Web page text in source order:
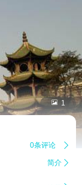
 1
0条评论 
简介 